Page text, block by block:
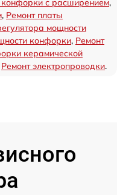
конфорки с расширением,
, Ремонт платы
мощности
конфорки, Ремонт
керамической
Ремонт электропроводки.